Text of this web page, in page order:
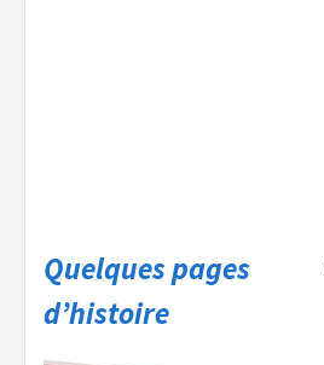
Quelques pages
d’histoire